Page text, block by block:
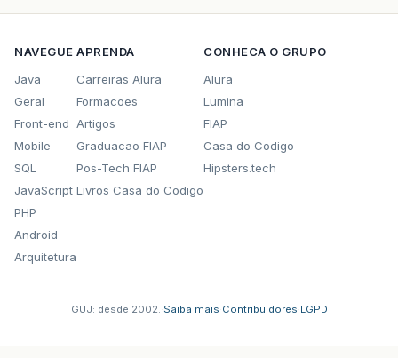
NAVEGUE
Java
Geral
Front-end
Mobile
SQL
JavaScript
PHP
Android
Arquitetura
APRENDA
Carreiras Alura
Formacoes
Artigos
Graduacao FIAP
Pos-Tech FIAP
Livros Casa do Codigo
CONHECA O GRUPO
Alura
Lumina
FIAP
Casa do Codigo
Hipsters.tech
GUJ: desde 2002. Saiba mais Contribuidores LGPD